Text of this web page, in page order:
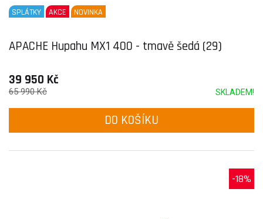
SPLÁTKY AKCE NOVINKA
APACHE Hupahu MX1 400 - tmavě šedá (29)
39 950 Kč
SKLADEM!
65 990 Kč
DO KOŠÍKU
-18%